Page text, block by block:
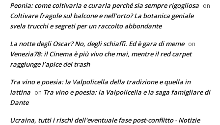
Peonia: come coltivarla e curarla perché sia sempre rigogliosa on
Coltivare fragole sul balcone e nell’orto? La botanica geniale
svela trucchi e segreti per un raccolto abbondante
La notte degli Oscar? No, degli schiaffi. Ed è gara di meme on
Venezia78: il Cinema è più vivo che mai, mentre il red carpet
raggiunge l’apice del trash
Tra vino e poesia: la Valpolicella della tradizione e quella in
lattina on Tra vino e poesia: la Valpolicella e la saga famigliare di
Dante
Ucraina, tutti i rischi dell'eventuale fase post-conflitto - Notizie